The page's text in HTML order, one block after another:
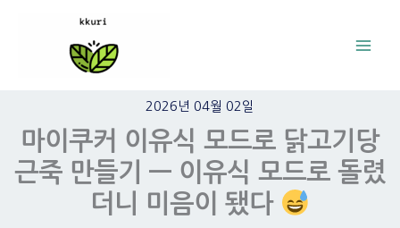
2026년 04월 02일
마이쿠커 이유식 모드로 닭고기당
근죽 만들기 — 이유식 모드로 돌렸
더니 미음이 됐다